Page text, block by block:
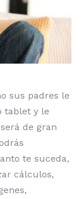
sus padres le
tablet y le
de gran
te suceda,
cálculos,